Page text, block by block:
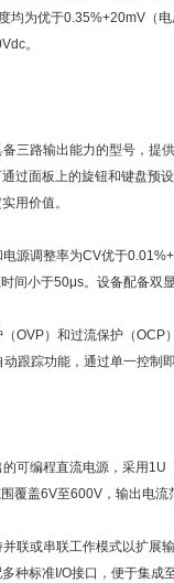
均为优于0.35%+20mV（
。
三路输出能力的型号，
面板上的旋钮和键盘预
用价值。
源调整率为CV优于
间小于50μs。设备配备双
OVP）和过流保护（
跟踪功能，通过单一控制
可编程直流电源，采用
覆盖6V至600V，输出电流
联或串联工作模式以扩展
种标准I/O接口，便于集